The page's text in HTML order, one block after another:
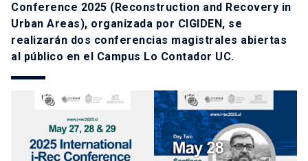
Conference 2025 (Reconstruction and Recovery in
Urban Areas), organizada por CIGIDEN, se
realizarán dos conferencias magistrales abiertas
al público en el Campus Lo Contador UC.